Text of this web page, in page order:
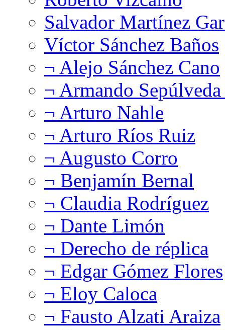
Salvador Martínez
Víctor Sánchez Baños
¬ Alejo Sánchez Cano
¬ Armando
¬ Arturo Nahle
¬ Arturo Ríos Ruiz
¬ Augusto Corro
¬ Benjamín Bernal
¬ Claudia Rodríguez
¬ Dante Limón
¬ Derecho de réplica
¬ Edgar Gómez Flores
¬ Eloy Caloca
¬ Fausto Alzati Araiza